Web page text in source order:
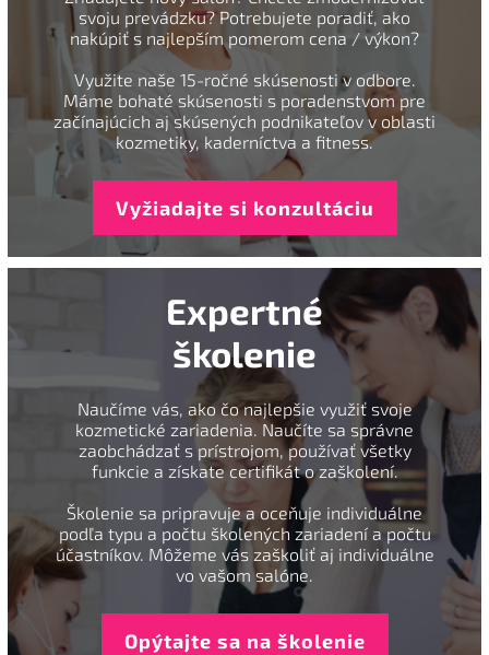
svoju prevádzku? Potrebujete poradiť, ako
nakúpiť s najlepším pomerom cena / výkon?
Využite naše 15-ročné skúsenosti v odbore.
Máme bohaté skúsenosti s poradenstvom pre
začínajúcich aj skúsených podnikateľov v oblasti
kozmetiky, kaderníctva a fitness.
Vyžiadajte si konzultáciu
Expertné
školenie
Naučíme vás, ako čo najlepšie využiť svoje
kozmetické zariadenia. Naučíte sa správne
zaobchádzať s prístrojom, používať všetky
funkcie a získate certifikát o zaškolení.
Školenie sa pripravuje a oceňuje individuálne
podľa typu a počtu školených zariadení a počtu
účastníkov. Môžeme vás zaškoliť aj individuálne
vo vašom salóne.
Opýtajte sa na školenie